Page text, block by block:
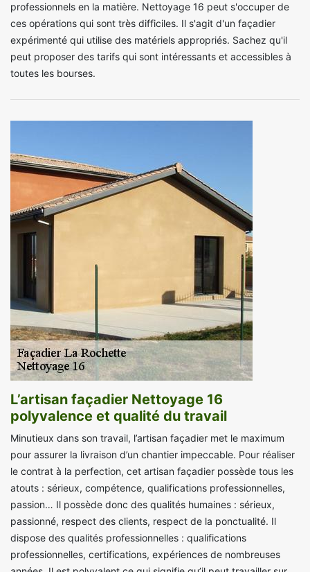
professionnels en la matière. Nettoyage 16 peut s'occuper de
ces opérations qui sont très difficiles. Il s'agit d'un façadier
expérimenté qui utilise des matériels appropriés. Sachez qu'il
peut proposer des tarifs qui sont intéressants et accessibles à
toutes les bourses.
L’artisan façadier Nettoyage 16
polyvalence et qualité du travail
Minutieux dans son travail, l’artisan façadier met le maximum
pour assurer la livraison d’un chantier impeccable. Pour réaliser
le contrat à la perfection, cet artisan façadier possède tous les
atouts : sérieux, compétence, qualifications professionnelles,
passion… Il possède donc des qualités humaines : sérieux,
passionné, respect des clients, respect de la ponctualité. Il
dispose des qualités professionnelles : qualifications
professionnelles, certifications, expériences de nombreuses